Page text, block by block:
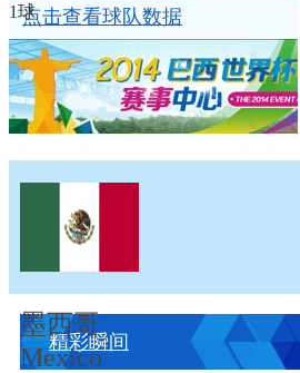
1球点击查看球队数据
墨西哥
Mexico
精彩瞬间